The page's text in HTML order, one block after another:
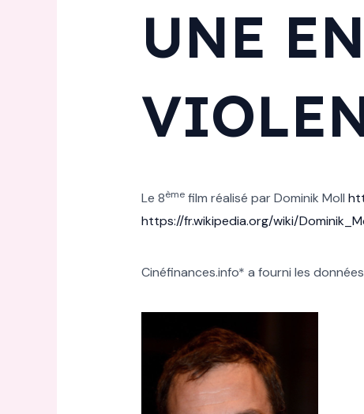
UNE
Le 8èmefilm réalisé par Dominik Moll
https://fr.wikipedia.org/wiki/
Cinéfinances.info* a fourni les